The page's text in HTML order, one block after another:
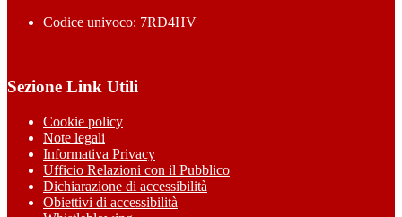
Codice univoco: 7RD4HV
Sezione Link Utili
Cookie policy
Note legali
Informativa Privacy
Ufficio Relazioni con il Pubblico
Dichiarazione di accessibilità
Obiettivi di accessibilità